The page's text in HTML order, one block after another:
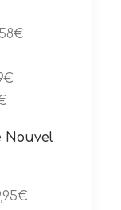
Nouvel